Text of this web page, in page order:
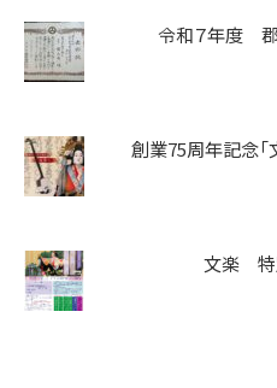
令和７年度
創業75周年記念「
文楽 特